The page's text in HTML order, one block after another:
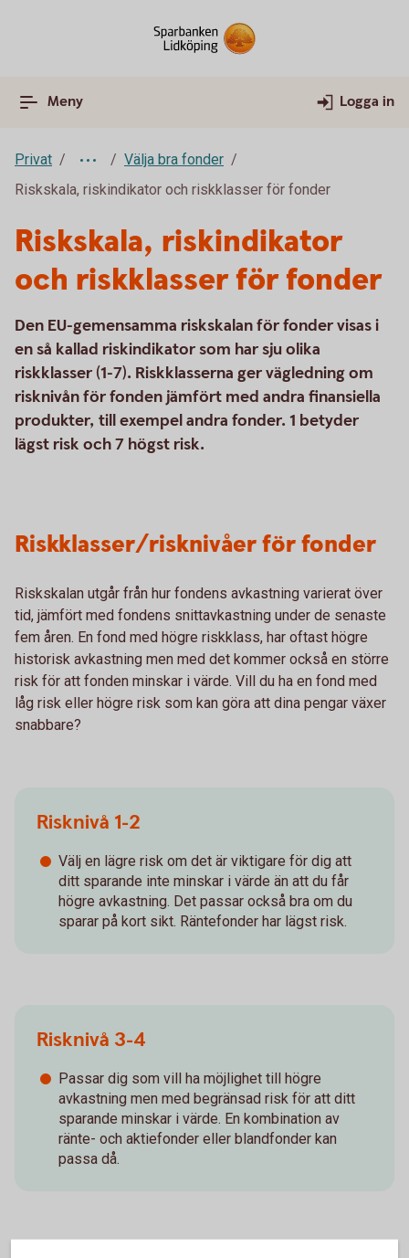
Meny Logga in
Privat
Välja bra fonder
Riskskala, riskindikator och riskklasser för fonder
Riskskala, riskindikator
och riskklasser för fonder
Den EU-gemensamma riskskalan för fonder visas i
en så kallad riskindikator som har sju olika
riskklasser (1-7). Riskklasserna ger vägledning om
risknivån för fonden jämfört med andra finansiella
produkter, till exempel andra fonder. 1 betyder
lägst risk och 7 högst risk.
Riskklasser/risknivåer för fonder
Riskskalan utgår från hur fondens avkastning varierat över
tid, jämfört med fondens snittavkastning under de senaste
fem åren. En fond med högre riskklass, har oftast högre
historisk avkastning men med det kommer också en större
risk för att fonden minskar i värde. Vill du ha en fond med
låg risk eller högre risk som kan göra att dina pengar växer
snabbare?
Risknivå 1-2
Välj en lägre risk om det är viktigare för dig att
ditt sparande inte minskar i värde än att du får
högre avkastning. Det passar också bra om du
sparar på kort sikt. Räntefonder har lägst risk.
Risknivå 3-4
Passar dig som vill ha möjlighet till högre
avkastning men med begränsad risk för att ditt
sparande minskar i värde. En kombination av
ränte- och aktiefonder eller blandfonder kan
passa då.